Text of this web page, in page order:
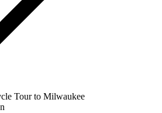
Tour to Milwaukee